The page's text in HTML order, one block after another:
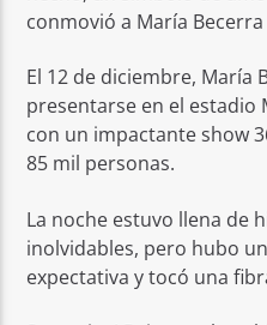
conmovió a María
El 12 de diciembre, María
presentarse en el estadio
con un impactante show
85 mil personas.
La noche estuvo llena de
inolvidables, pero hubo
expectativa y tocó una